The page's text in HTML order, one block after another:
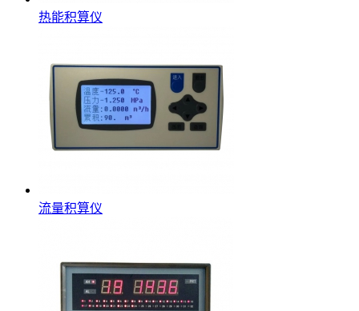
热能积算仪
流量积算仪